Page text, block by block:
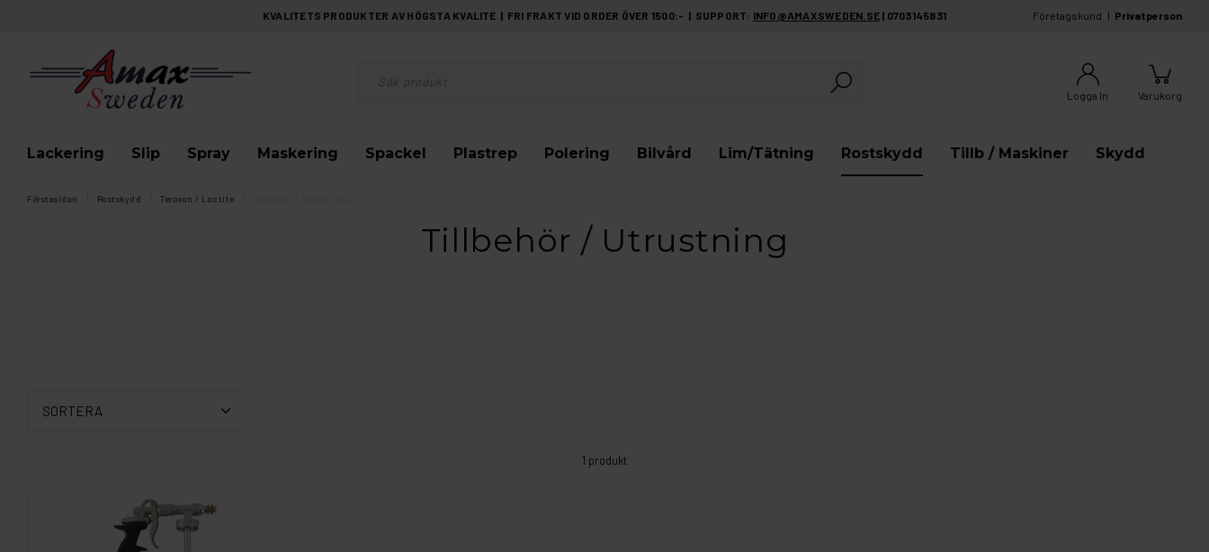
Företagskund Privatperson
KVALITETS PRODUKTER AV HÖGSTA KVALITE | FRI FRAKT VID ORDER ÖVER 1500:- | SUPPORT: INFO@AMAXSWEDEN.SE | 0703145831
Varukorg
Logga In
Lackering Slip Spray Maskering Spackel Plastrep Polering Bilvård Lim/Tätning Rostskydd Tillb / Maskiner Skydd
Förstasidan Rostskydd Teroson / Loctite
Tillbehör / Utrustning
SORTERA
1 produkt